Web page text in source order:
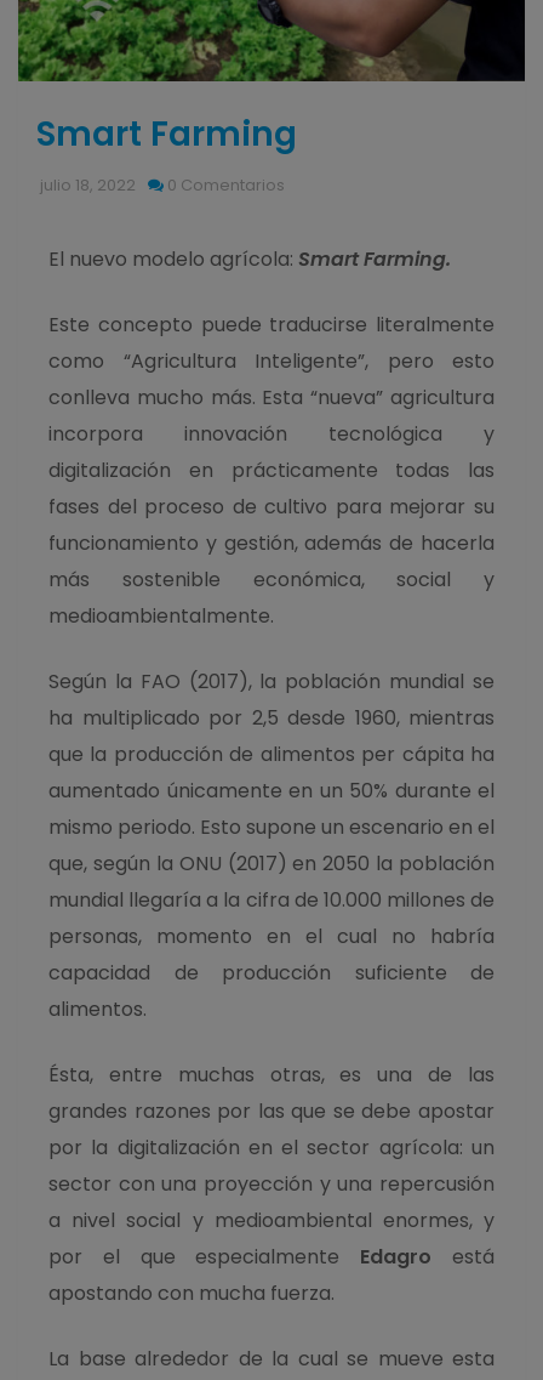
Smart Farming
julio 18, 2022 0 Comentarios
El nuevo modelo agrícola: Smart Farming.
Este concepto puede traducirse literalmente
como “Agricultura Inteligente”, pero esto
conlleva mucho más. Esta “nueva” agricultura
incorpora innovación tecnológica y
digitalización en prácticamente todas las
fases del proceso de cultivo para mejorar su
funcionamiento y gestión, además de hacerla
más sostenible económica, social y
medioambientalmente.
Según la FAO (2017), la población mundial se
ha multiplicado por 2,5 desde 1960, mientras
que la producción de alimentos per cápita ha
aumentado únicamente en un 50% durante el
mismo periodo. Esto supone un escenario en el
que, según la ONU (2017) en 2050 la población
mundial llegaría a la cifra de 10.000 millones de
personas, momento en el cual no habría
capacidad de producción suficiente de
alimentos.
Ésta, entre muchas otras, es una de las
grandes razones por las que se debe apostar
por la digitalización en el sector agrícola: un
sector con una proyección y una repercusión
a nivel social y medioambiental enormes, y
por el que especialmente Edagroestá
apostando con mucha fuerza.
La base alrededor de la cual se mueve esta